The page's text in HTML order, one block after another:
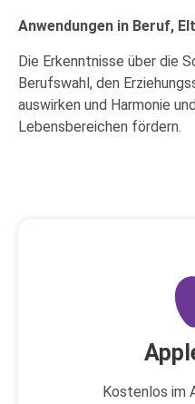
Anwendungen in Beruf,
Die Erkenntnisse über die
Berufswahl, den
auswirken und Harmonie
Lebensbereichen fördern.
Kostenlos im